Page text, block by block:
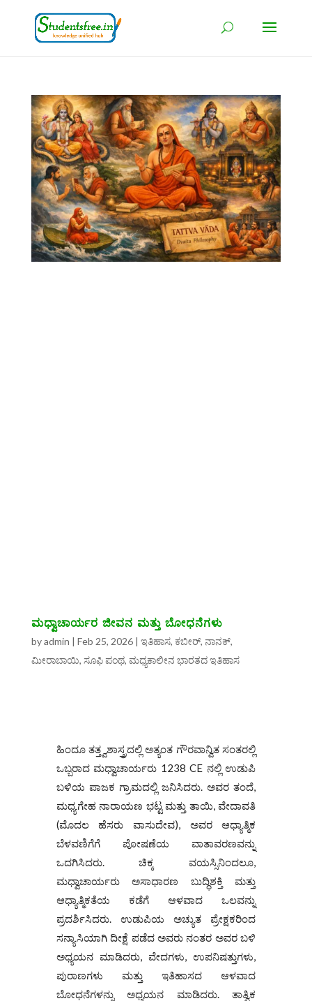
ಮಧ್ವಾಚಾರ್ಯರ ಜೀವನ ಮತ್ತು ಬೋಧನೆಗಳು
byadmin | Feb 25, 2026| ಇತಿಹಾಸ, ಕಬೀರ್, ನಾನಕ್‌,
ಮೀರಾಬಾಯಿ, ಸೂಫಿ ಪಂಥ, ಮಧ್ಯಕಾಲೀನ ಭಾರತದ ಇತಿಹಾಸ
ಹಿಂದೂ ತತ್ತ್ವಶಾಸ್ತ್ರದಲ್ಲಿ ಅತ್ಯಂತ ಗೌರವಾನ್ವಿತ ಸಂತರಲ್ಲಿ
ಒಬ್ಬರಾದ ಮಧ್ವಾಚಾರ್ಯರು 1238 CE ನಲ್ಲಿ ಉಡುಪಿ
ಬಳಿಯ ಪಾಜಕ ಗ್ರಾಮದಲ್ಲಿ ಜನಿಸಿದರು. ಅವರ ತಂದೆ,
ಮಧ್ಯಗೇಹ ನಾರಾಯಣ ಭಟ್ಟ ಮತ್ತು ತಾಯಿ, ವೇದಾವತಿ
(ಮೊದಲ ಹೆಸರು ವಾಸುದೇವ), ಅವರ ಆಧ್ಯಾತ್ಮಿಕ
ಬೆಳವಣಿಗೆಗೆ ಪೋಷಣೆಯ ವಾತಾವರಣವನ್ನು
ಒದಗಿಸಿದರು. ಚಿಕ್ಕ ವಯಸ್ಸಿನಿಂದಲೂ,
ಮಧ್ವಾಚಾರ್ಯರು ಅಸಾಧಾರಣ ಬುದ್ಧಿಶಕ್ತಿ ಮತ್ತು
ಆಧ್ಯಾತ್ಮಿಕತೆಯ ಕಡೆಗೆ ಆಳವಾದ ಒಲವನ್ನು
ಪ್ರದರ್ಶಿಸಿದರು. ಉಡುಪಿಯ ಅಚ್ಯುತ ಪ್ರೇಕ್ಷಕರಿಂದ
ಸನ್ಯಾಸಿಯಾಗಿ ದೀಕ್ಷೆ ಪಡೆದ ಅವರು ನಂತರ ಅವರ ಬಳಿ
ಅಧ್ಯಯನ ಮಾಡಿದರು, ವೇದಗಳು, ಉಪನಿಷತ್ತುಗಳು,
ಪುರಾಣಗಳು ಮತ್ತು ಇತಿಹಾಸದ ಆಳವಾದ
ಬೋಧನೆಗಳನ್ನು ಅಧ್ಯಯನ ಮಾಡಿದರು. ತಾತ್ವಿಕ